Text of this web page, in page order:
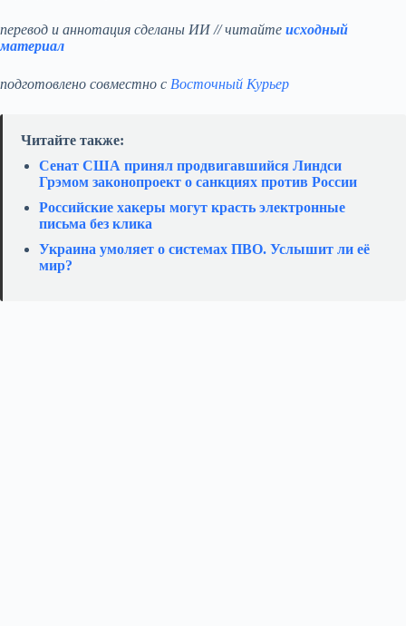
перевод и аннотация сделаны ИИ // читайте исходный
материал
подготовлено совместно с Восточный Курьер
Читайте также:
Сенат США принял продвигавшийся Линдси
Грэмом законопроект о санкциях против России
Российские хакеры могут красть электронные
письма без клика
Украина умоляет о системах ПВО. Услышит ли её
мир?